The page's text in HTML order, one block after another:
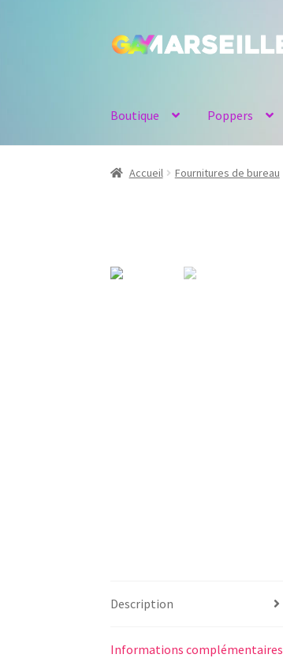
Aller
Aller
Boutique Poppers
Accueil Fournitures de bureau
Description
Informations complémentaires